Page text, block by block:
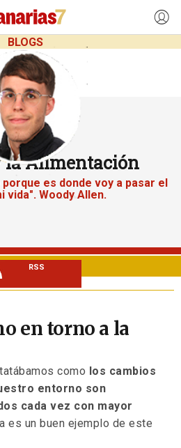
BLOGS
la Alimentación
es donde voy a pasar el
vida". Woody Allen.
RSS
en torno a la
como los cambios
entorno son
cada vez con mayor
es un buen ejemplo de este